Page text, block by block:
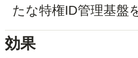
たな特権ID管理基盤
効果